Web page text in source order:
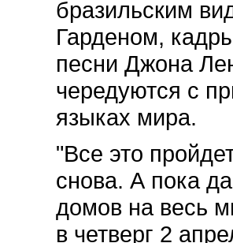
бразильским
Гарденом,
песни Джона
чередуются с
языках мира.
"Все это
снова. А пока
домов на весь
в четверг 2